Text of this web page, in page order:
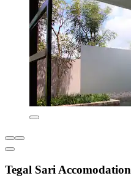
Tegal Sari Accomodation